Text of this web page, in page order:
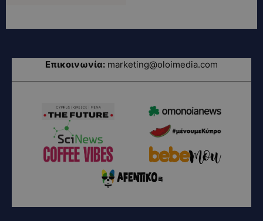
Επικοινωνία: marketing@oloimedia.com